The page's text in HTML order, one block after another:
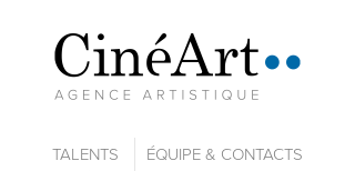
TALENTS ÉQUIPE & CONTACTS